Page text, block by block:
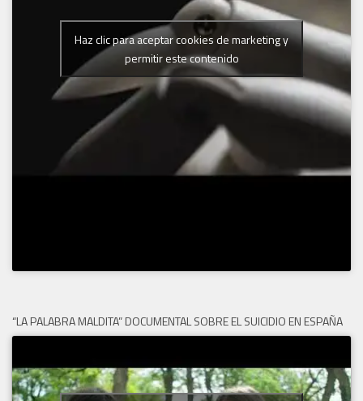
Haz clic para aceptar cookies de marketing y
permitir este contenido
“LA PALABRA MALDITA” DOCUMENTAL SOBRE EL SUICIDIO EN ESPAÑA